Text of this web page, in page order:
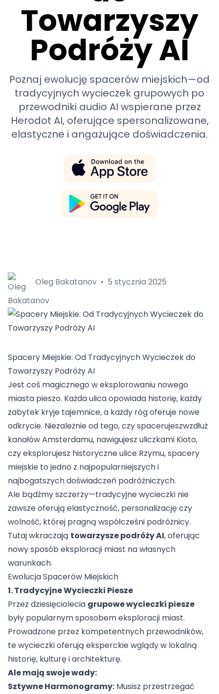
Towarzyszy
Podróży AI
Poznaj ewolucję spacerów miejskich—od
tradycyjnych wycieczek grupowych po
przewodniki audio AI wspierane przez
Herodot AI, oferujące spersonalizowane,
elastyczne i angażujące doświadczenia.
Oleg Bakatanov • 5 stycznia 2025
Spacery Miejskie: Od Tradycyjnych Wycieczek do
Towarzyszy Podróży AI
Jest coś magicznego w eksplorowaniu nowego
miasta pieszo. Każda ulica opowiada historię, każdy
zabytek kryje tajemnice, a każdy róg oferuje nowe
odkrycie. Niezależnie od tego, czy spacerujeszwzdłuż
kanałów Amsterdamu, nawigujesz uliczkami Kioto,
czy eksplorujesz historyczne ulice Rzymu, spacery
miejskie to jedno z najpopularniejszych i
najbogatszych doświadczeń podróżniczych.
Ale bądźmy szczerzy—tradycyjne wycieczki nie
zawsze oferują elastyczność, personalizację czy
wolność, której pragną współcześni podróżnicy.
Tutaj wkraczają towarzysze podróży AI, oferując
nowy sposób eksploracji miast na własnych
warunkach.
Ewolucja Spacerów Miejskich
1. Tradycyjne Wycieczki Piesze
Przez dziesięciolecia grupowe wycieczki piesze
były popularnym sposobem eksploracji miast.
Prowadzone przez kompetentnych przewodników,
te wycieczki oferują eksperckie wglądy w lokalną
historię, kulturę i architekturę.
Ale mają swoje wady:
Sztywne Harmonogramy: Musisz przestrzegać